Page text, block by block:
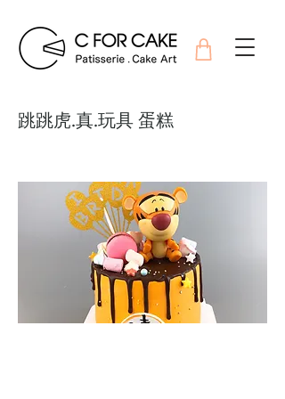
跳跳虎.真.玩具 蛋糕